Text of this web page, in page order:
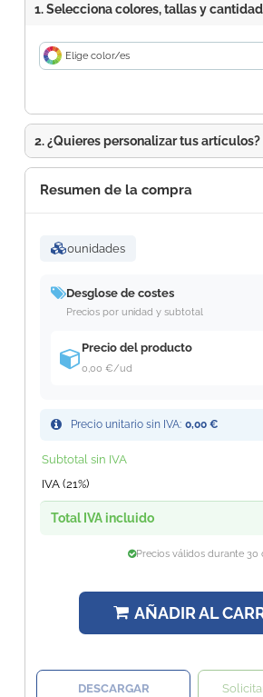
1. Selecciona colores, tallas y
Elige color/es
2. ¿Quieres personalizar tus artículos?
Resumen de la compra
0unidades
Desglose de costes
Precios por unidad y subtotal
Precio del producto
0,00 €/ud
Precio unitario sin IVA: 0,00 €
Subtotal sin IVA
IVA (21%)
Total IVA incluido
Precios válidos durante 30
AÑADIR AL
DESCARGAR